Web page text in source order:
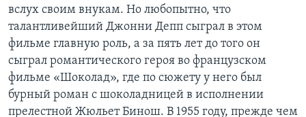
Learning English
СОЦИАЛЬНЫЕ СЕТИ
Языки
вслух своим внукам. Но любопытно, что
талантливейший Джонни Депп сыграл в этом
фильме главную роль, а за пять лет до того он
сыграл романтического героя во французском
фильме «Шоколад», где по сюжету у него был
бурный роман с шоколадницей в исполнении
прелестной Жюльет Бинош. В 1955 году, прежде чем